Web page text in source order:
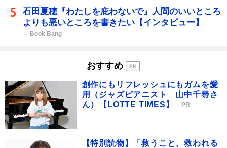
石田夏穂『わたしを庇わないで』人間のいいところ
よりも悪いところを書きたい【インタビュー】
Book Bang
おすすめ
創作にもリフレッシュにもガムを愛
用（ジャズピアニスト 山中千尋さ
ん）【LOTTE TIMES】
PR
【特別読物】「救うこと、救われる